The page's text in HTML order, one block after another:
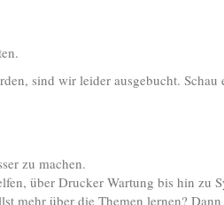
sind wir leider ausgebucht.
zu machen.
über Drucker Wartung bis hin zu
mehr über die Themen lernen?